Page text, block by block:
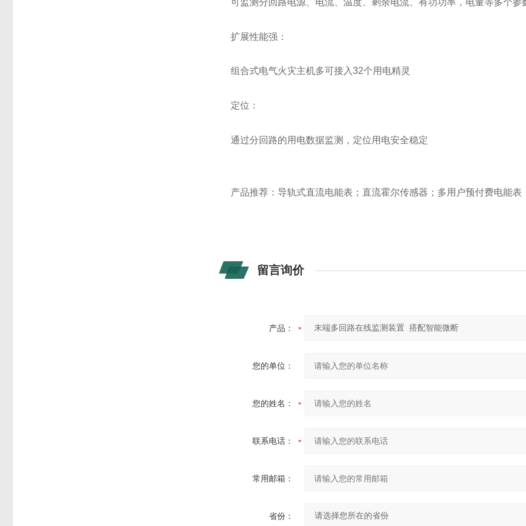
扩展性能强：
组合式电气火灾主机多可接入32个用电精灵
定位：
通过分回路的用电数据监测，定位用电安全稳定
产品推荐：导轨式直流电能表；直流霍尔传感器；多用户预付费电能表
留言询价
产品：
您的单位：
您的姓名：
联系电话：
常用邮箱：
省份：